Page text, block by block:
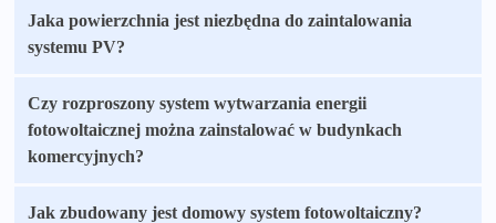
Jaka powierzchnia jest niezbędna do zaintalowania
systemu PV?
Czy rozproszony system wytwarzania energii
fotowoltaicznej można zainstalować w budynkach
komercyjnych?
Jak zbudowany jest domowy system fotowoltaiczny?